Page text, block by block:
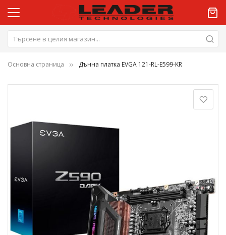
Основна страница Дънна платка EVGA 121-RL-E599-KR
галерията